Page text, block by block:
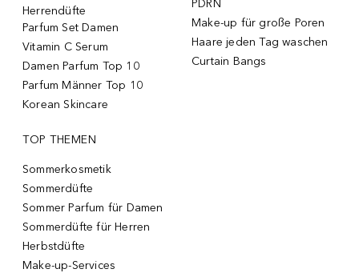
Herrendüfte
Parfum Set Damen
Vitamin C Serum
Damen Parfum Top 10
Parfum Männer Top 10
Korean Skincare
PDRN
Make-up für große Poren
Haare jeden Tag waschen
Curtain Bangs
TOP THEMEN
Sommerkosmetik
Sommerdüfte
Sommer Parfum für Damen
Sommerdüfte für Herren
Herbstdüfte
Make-up-Services